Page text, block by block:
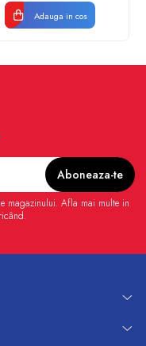
Adauga in cos
magazinului. Afla mai multe in